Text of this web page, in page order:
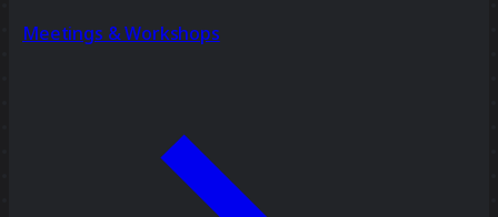
Meetings & Workshops